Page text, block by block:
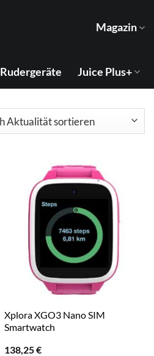
Magazin
Rudergeräte Juice Plus+
Xplora XGO3 Nano SIM
Smartwatch
138,25€